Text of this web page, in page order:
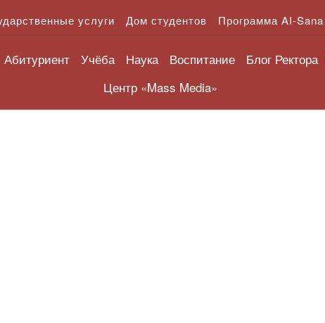
услуги Дом студентов Программа AI-Sana
Абитуриент Учёба Наука Воспитание Блог Ректора
Центр «Mass Media»